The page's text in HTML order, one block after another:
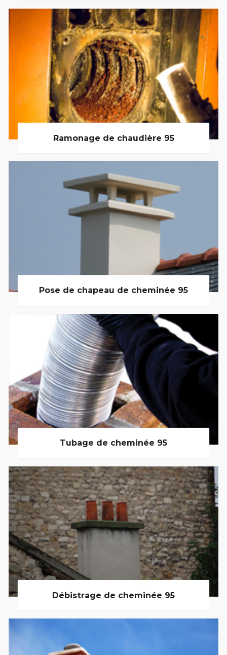
Ramonage de chaudière 95
Pose de chapeau de cheminée 95
Tubage de cheminée 95
Débistrage de cheminée 95